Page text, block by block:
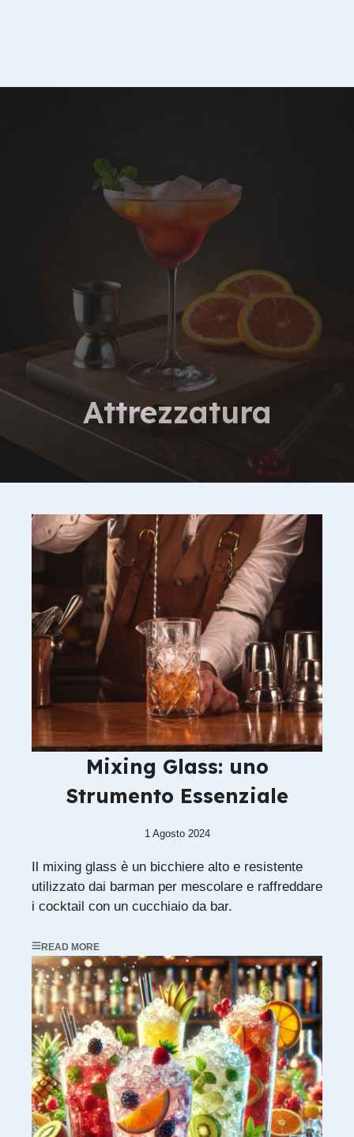
Attrezzatura
Mixing Glass: uno
Strumento Essenziale
1 Agosto 2024
Il mixing glass è un bicchiere alto e resistente
utilizzato dai barman per mescolare e raffreddare
i cocktail con un cucchiaio da bar.
READ MORE